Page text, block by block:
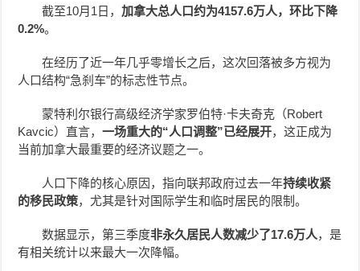
截至10月1日，加拿大总人口约为4157.6万人，环比下降
0.2%。
在经历了近一年几乎零增长之后，这次回落被多方视为
人口结构“急刹车”的标志性节点。
蒙特利尔银行高级经济学家罗伯特·卡夫奇克（Robert
Kavcic）直言，一场重大的“人口调整”已经展开，这正成为
当前加拿大最重要的经济议题之一。
人口下降的核心原因，指向联邦政府过去一年持续收紧
的移民政策，尤其是针对国际学生和临时居民的限制。
数据显示，第三季度非永久居民人数减少了17.6万人，是
有相关统计以来最大一次降幅。